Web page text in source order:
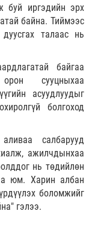
буй иргэдийн эрх
байна. Тиймээс
талаас нь
байгаа
сууцныхаа
асуудлуудыг
болгоход
салбарууд
ажилчдынхаа
нь төдийлөн
юм. Харин албан
боломжийг
гэлээ.